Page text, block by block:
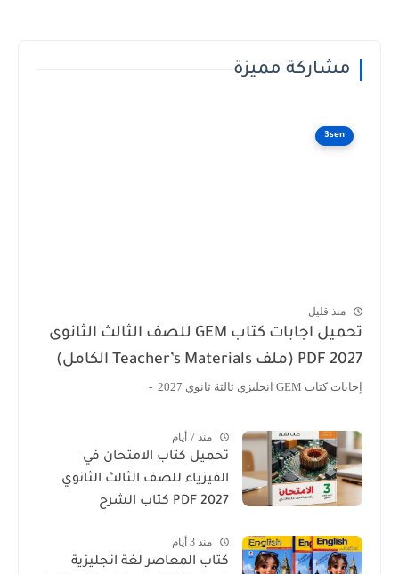
مشاركة مميزة
3sen
منذ قليل
تحميل اجابات كتاب GEM للصف الثالث الثانوى
2027 PDF (ملف Teacher’s Materials الكامل)
إجابات كتاب GEM انجليزي ثالثة ثانوي 2027 -
منذ 7 أيام
تحميل كتاب الامتحان في
الفيزياء للصف الثالث الثانوي
2027 PDF كتاب الشرح
منذ 3 أيام
كتاب المعاصر لغة انجليزية